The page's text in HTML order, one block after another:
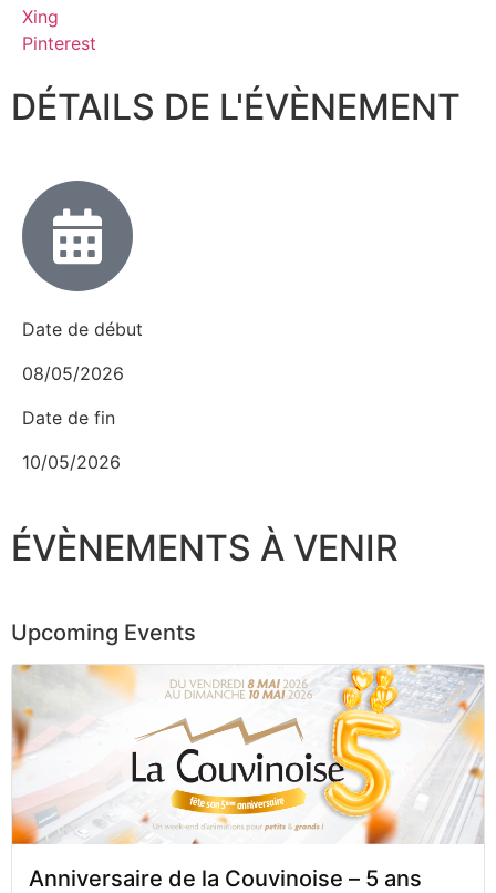
Xing
Pinterest
DÉTAILS DE L'ÉVÈNEMENT
Date de début
08/05/2026
Date de fin
10/05/2026
ÉVÈNEMENTS À VENIR
Upcoming Events
Anniversaire de la Couvinoise – 5 ans